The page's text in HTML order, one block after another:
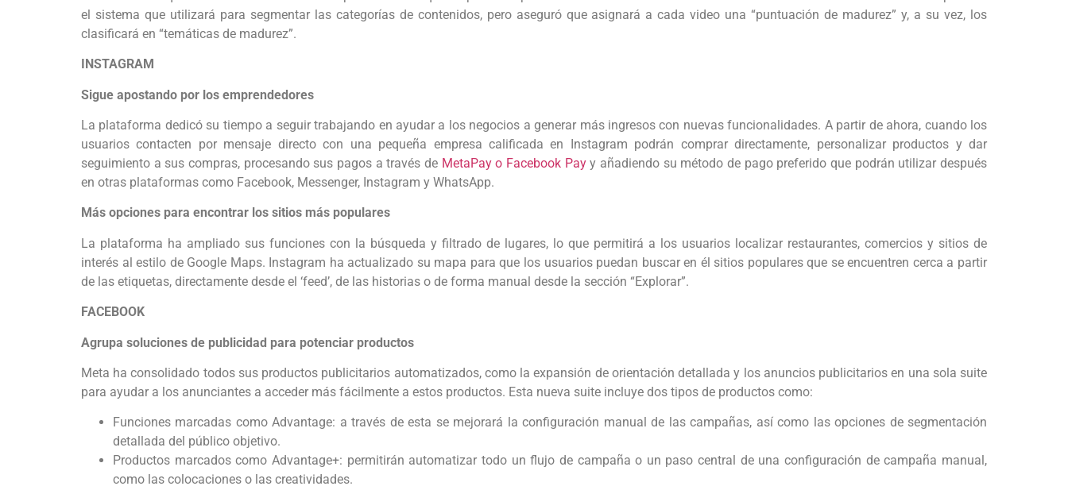
el sistema que utilizará para segmentar las categorías de contenidos, pero aseguró que asignará a cada video una “puntuación de madurez” y, a su vez, los
clasificará en “temáticas de madurez”.
INSTAGRAM
Sigue apostando por los emprendedores
La plataforma dedicó su tiempo a seguir trabajando en ayudar a los negocios a generar más ingresos con nuevas funcionalidades. A partir de ahora, cuando los
usuarios contacten por mensaje directo con una pequeña empresa calificada en Instagram podrán comprar directamente, personalizar productos y dar
seguimiento a sus compras, procesando sus pagos a través de MetaPay o Facebook Payy añadiendo su método de pago preferido que podrán utilizar después
en otras plataformas como Facebook, Messenger, Instagram y WhatsApp.
Más opciones para encontrar los sitios más populares
La plataforma ha ampliado sus funciones con la búsqueda y filtrado de lugares, lo que permitirá a los usuarios localizar restaurantes, comercios y sitios de
interés al estilo de Google Maps. Instagram ha actualizado su mapa para que los usuarios puedan buscar en él sitios populares que se encuentren cerca a partir
de las etiquetas, directamente desde el ‘feed’, de las historias o de forma manual desde la sección “Explorar”.
FACEBOOK
Agrupa soluciones de publicidad para potenciar productos
Meta ha consolidado todos sus productos publicitarios automatizados, como la expansión de orientación detallada y los anuncios publicitarios en una sola suite
para ayudar a los anunciantes a acceder más fácilmente a estos productos. Esta nueva suite incluye dos tipos de productos como:
Funciones marcadas como Advantage: a través de esta se mejorará la configuración manual de las campañas, así como las opciones de segmentación
detallada del público objetivo.
Productos marcados como Advantage+: permitirán automatizar todo un flujo de campaña o un paso central de una configuración de campaña manual,
como las colocaciones o las creatividades.